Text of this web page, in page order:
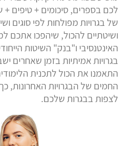
של בגרויות מפולחות לפי סוגים
ושיטתיים להכול, שיהפכו אתכם
האינטנסיבי ו"בנק" השיטות
בגרויות אמיתיות בזמן שאחרים
התאמנו את הכול לתכנית
החמים של הבגרויות האחרונות,
לצפות בבגרות שלכם.